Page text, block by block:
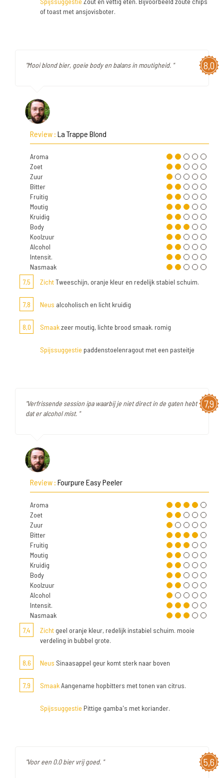
of toast met ansjovisboter.
8,0
"Mooi blond bier, goeie body en balans in moutigheid. "
Review : La Trappe Blond
Aroma
Zoet
Zuur
Bitter
Fruitig
Moutig
Kruidig
Body
Koolzuur
Alcohol
Intensit.
Nasmaak
7,5
ZichtTweeschijn, oranje kleur en redelijk stabiel schuim.
7,8 Neus alcoholisch en licht kruidig
8,0 Smaakzeer moutig, lichte brood smaak. romig
Spijssuggestie paddenstoelenragout met een pasteitje
7,9
"Verfrissende session ipa waarbij je niet direct in de gaten hebt
dat er alcohol mist. "
Review : Fourpure Easy Peeler
Aroma
Zoet
Zuur
Bitter
Fruitig
Moutig
Kruidig
Body
Koolzuur
Alcohol
Intensit.
Nasmaak
7,4
Zicht geel oranje kleur, redelijk instabiel schuim. mooie
verdeling in bubbel grote.
8,6 Neus Sinaasappel geur komt sterk naar boven
7,9 SmaakAangename hopbitters met tonen van citrus.
Spijssuggestie Pittige gamba's met koriander.
5,6
"Voor een 0.0 bier vrij goed. "